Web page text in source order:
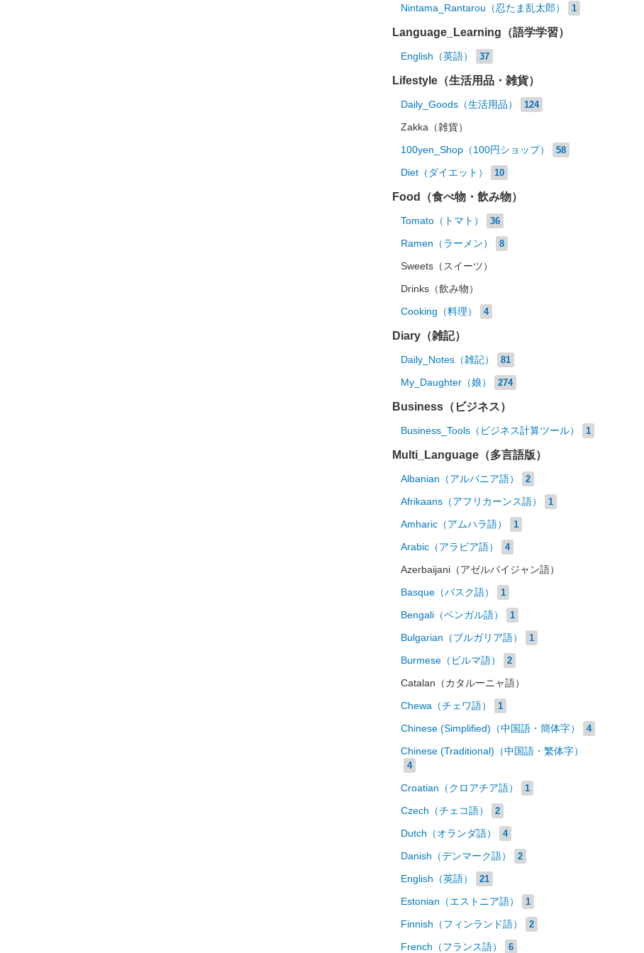
Nintama_Rantarou（忍たま乱太郎） 1
Language_Learning（語学学習）
English（英語） 37
Lifestyle（生活用品・雑貨）
Daily_Goods（生活用品） 124
Zakka（雑貨）
100yen_Shop（100円ショップ） 58
Diet（ダイエット） 10
Food（食べ物・飲み物）
Tomato（トマト） 36
Ramen（ラーメン） 8
Sweets（スイーツ）
Drinks（飲み物）
Cooking（料理） 4
Diary（雑記）
Daily_Notes（雑記） 81
My_Daughter（娘） 274
Business（ビジネス）
Business_Tools（ビジネス計算ツール） 1
Multi_Language（多言語版）
Albanian（アルバニア語） 2
Afrikaans（アフリカーンス語） 1
Amharic（アムハラ語） 1
Arabic（アラビア語） 4
Azerbaijani（アゼルバイジャン語）
Basque（バスク語） 1
Bengali（ベンガル語） 1
Bulgarian（ブルガリア語） 1
Burmese（ビルマ語） 2
Catalan（カタルーニャ語）
Chewa（チェワ語） 1
Chinese (Simplified)（中国語・簡体字） 4
Chinese (Traditional)（中国語・繁体字）
4
Croatian（クロアチア語） 1
Czech（チェコ語） 2
Dutch（オランダ語） 4
Danish（デンマーク語） 2
English（英語） 21
Estonian（エストニア語） 1
Finnish（フィンランド語） 2
French（フランス語） 6